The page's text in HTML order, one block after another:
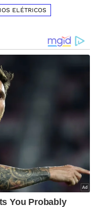
ELÉTRICOS